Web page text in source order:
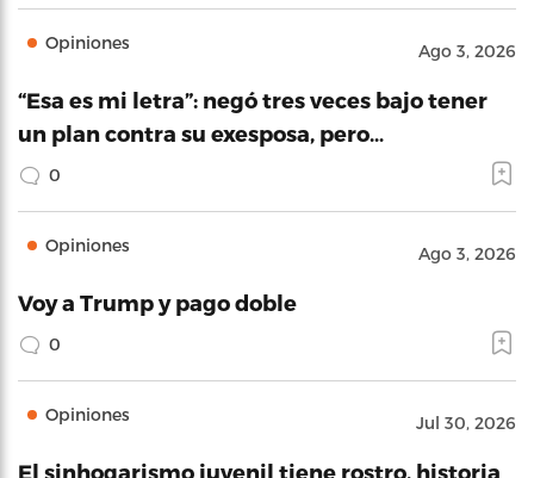
Opiniones Ago 3, 2026
“Esa es mi letra”: negó tres veces bajo tener
un plan contra su exesposa, pero…
0
Opiniones Ago 3, 2026
Voy a Trump y pago doble
0
Opiniones Jul 30, 2026
El sinhogarismo juvenil tiene rostro, historia